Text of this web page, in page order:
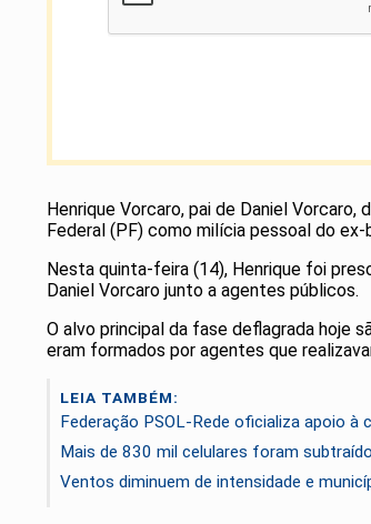
Henrique Vorcaro, pai de Daniel
Federal (PF) como milícia pessoal do ex-
Nesta quinta-feira (14), Henrique foi
Daniel Vorcaro junto a agentes públicos.
O alvo principal da fase deflagrada hoje
eram formados por agentes que
LEIA TAMBÉM:
Federação PSOL-Rede oficializa apoio à
Mais de 830 mil celulares foram
Ventos diminuem de intensidade e